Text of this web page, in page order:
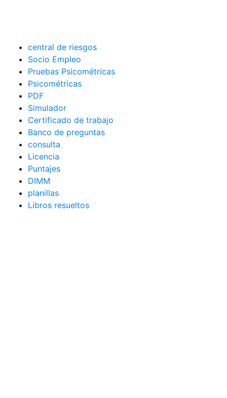
central de riesgos
Socio Empleo
Pruebas Psicométricas
Psicométricas
PDF
Simulador
Certificado de trabajo
Banco de preguntas
consulta
Licencia
Puntajes
DIMM
planillas
Libros resueltos